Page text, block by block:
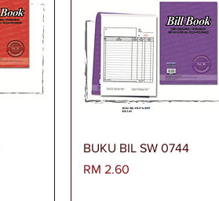
Paparan Segera
BUKU BIL SW 0744
Harga
RM 2.60